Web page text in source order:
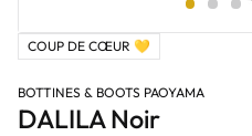
COUP DE CŒUR 💛
BOTTINES & BOOTS PAOYAMA
DALILA Noir